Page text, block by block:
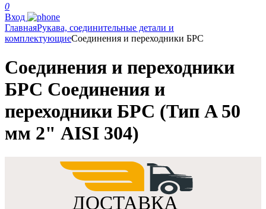
0
Вход
ГлавнаяРукава, соединительные детали и
комплектующиеСоединения и переходники БРС
Соединения и переходники
БРС Соединения и
переходники БРС (Тип A 50
мм 2" AISI 304)